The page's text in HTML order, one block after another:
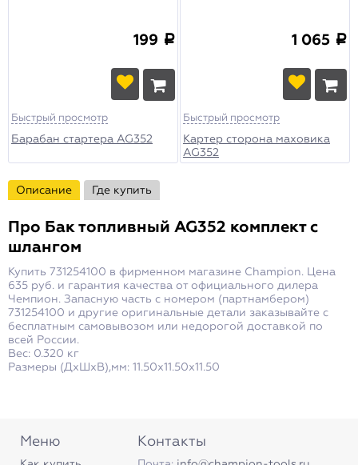
199 a
Быстрый просмотр
Барабан стартера AG352
1 065 a
Быстрый просмотр
Картер сторона маховика
AG352
Описание Где купить
Про Бак топливный AG352 комплект с
шлангом
Купить 731254100 в фирменном магазине Champion. Цена
635 руб. и гарантия качества от официального дилера
Чемпион. Запасную часть с номером (партнамбером)
731254100 и другие оригинальные детали заказывайте с
бесплатным самовывозом или недорогой доставкой по
всей России.
Вес: 0.320 кг
Размеры (ДxШxВ),мм: 11.50x11.50x11.50
Меню Контакты